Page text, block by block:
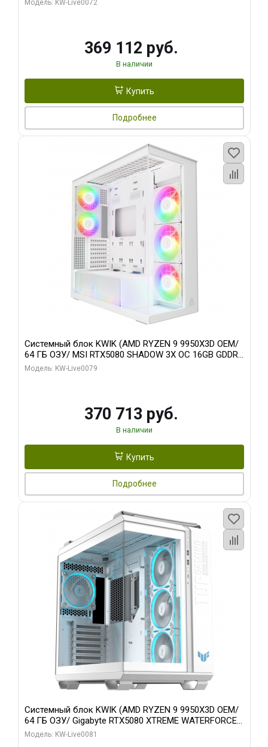
Модель: KW-Live0072
369 112 руб.
В наличии
Купить
Подробнее
Системный блок KWIK (AMD RYZEN 9 9950X3D OEM/
64 ГБ ОЗУ/ MSI RTX5080 SHADOW 3X OC 16GB GDDR7
256bit 3xDP HDMI/ 960 ГБ SSD)
Модель: KW-Live0079
370 713 руб.
В наличии
Купить
Подробнее
Системный блок KWIK (AMD RYZEN 9 9950X3D OEM/
64 ГБ ОЗУ/ Gigabyte RTX5080 XTREME WATERFORCE
16GB GDDR7 256bit/ 1 ТБ SSD)
Модель: KW-Live0081